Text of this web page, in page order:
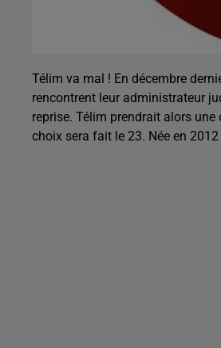
Télim va mal ! En décembre
rencontrent leur administrateur
reprise. Télim prendrait alors une
choix sera fait le 23. Née en